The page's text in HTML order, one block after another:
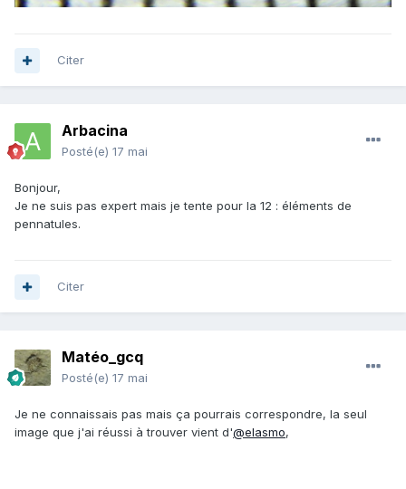
Citer
Arbacina
Posté(e) 17 mai
Bonjour,
Je ne suis pas expert mais je tente pour la 12 : éléments de
pennatules.
Citer
Matéo_gcq
Posté(e) 17 mai
Je ne connaissais pas mais ça pourrais correspondre, la seul
image que j'ai réussi à trouver vient d'@elasmo,